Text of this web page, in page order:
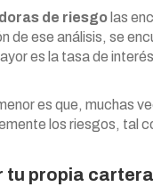
de riesgo las
de ese análisis, se
es la tasa de
es que, muchas
los riesgos, tal
tu propia